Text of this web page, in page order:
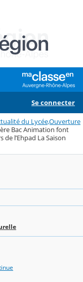
Se connecter
du Lycée,Ouverture
Bac Animation font
l’Ehpad La Saison